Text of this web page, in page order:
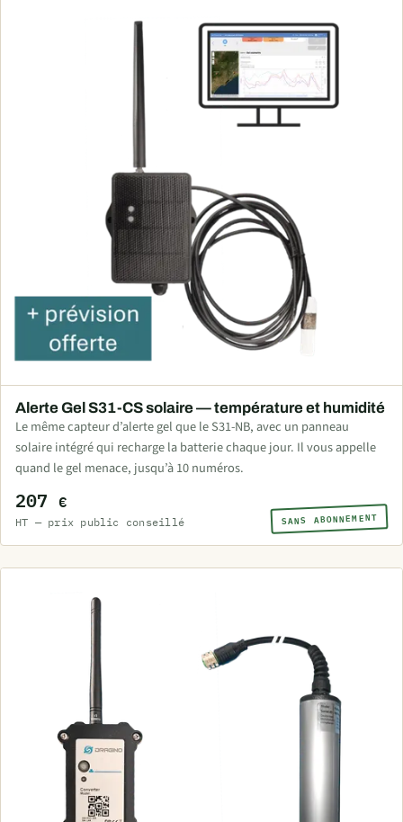
Alerte Gel S31-CS solaire — température et humidité
Le même capteur d’alerte gel que le S31-NB, avec un panneau
solaire intégré qui recharge la batterie chaque jour. Il vous appelle
quand le gel menace, jusqu’à 10 numéros.
207 €
HT — prix public conseillé SANS ABONNEMENT